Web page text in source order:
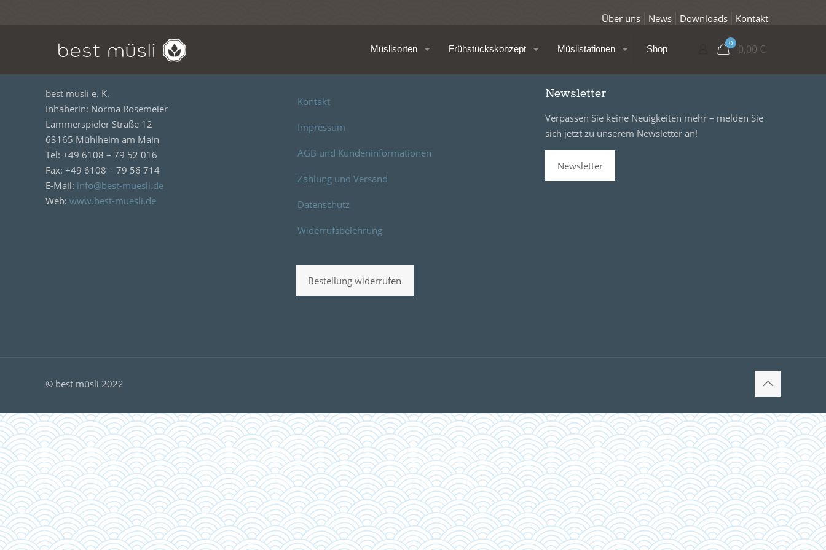
Über uns News Downloads Kontakt
Müslisorten Frühstückskonzept Müslistationen Shop
0 0,00 €
best müsli e. K.
Inhaberin: Norma Rosemeier
Lämmerspieler Straße 12
63165 Mühlheim am Main
Tel: +49 6108 – 79 52 016
Fax: +49 6108 – 79 56 714
E-Mail: info@best-muesli.de
Web: www.best-muesli.de
Kontakt
Impressum
AGB und Kundeninformationen
Zahlung und Versand
Datenschutz
Widerrufsbelehrung
Bestellung widerrufen
Newsletter
Verpassen Sie keine Neuigkeiten mehr – melden Sie
sich jetzt zu unserem Newsletter an!
Newsletter
© best müsli 2022